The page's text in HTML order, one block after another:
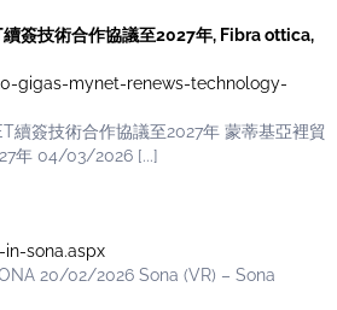
簽技術合作協議至2027年, Fibra ottica,
gigas-mynet-renews-technology-
續簽技術合作協議至2027年 蒙蒂基亞裡貿
年 04/03/2026 [...]
sona.aspx
20/02/2026 Sona (VR) – Sona